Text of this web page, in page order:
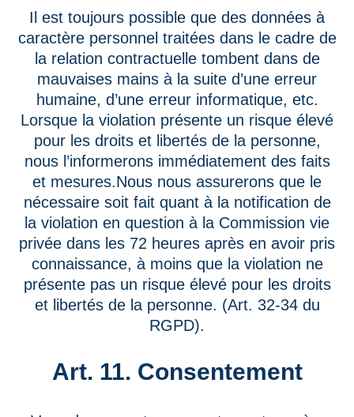
Il est toujours possible que des données à
caractère personnel traitées dans le cadre de
la relation contractuelle tombent dans de
mauvaises mains à la suite d’une erreur
humaine, d’une erreur informatique, etc.
Lorsque la violation présente un risque élevé
pour les droits et libertés de la personne,
nous l’informerons immédiatement des faits
et mesures.Nous nous assurerons que le
nécessaire soit fait quant à la notification de
la violation en question à la Commission vie
privée dans les 72 heures après en avoir pris
connaissance, à moins que la violation ne
présente pas un risque élevé pour les droits
et libertés de la personne. (Art. 32-34 du
RGPD).
Art. 11. Consentement